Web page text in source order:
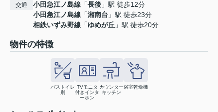
交通 小田急江ノ島線 「長後 」駅 徒歩12分
小田急江ノ島線 「湘南台 」駅 徒歩23分
相鉄いずみ野線 「ゆめが丘 」駅 徒歩20分
物件の特徴
バストイレ
別
TVモニタ
付きインタ
ーホン
カウンター
キッチン
浴室乾燥機